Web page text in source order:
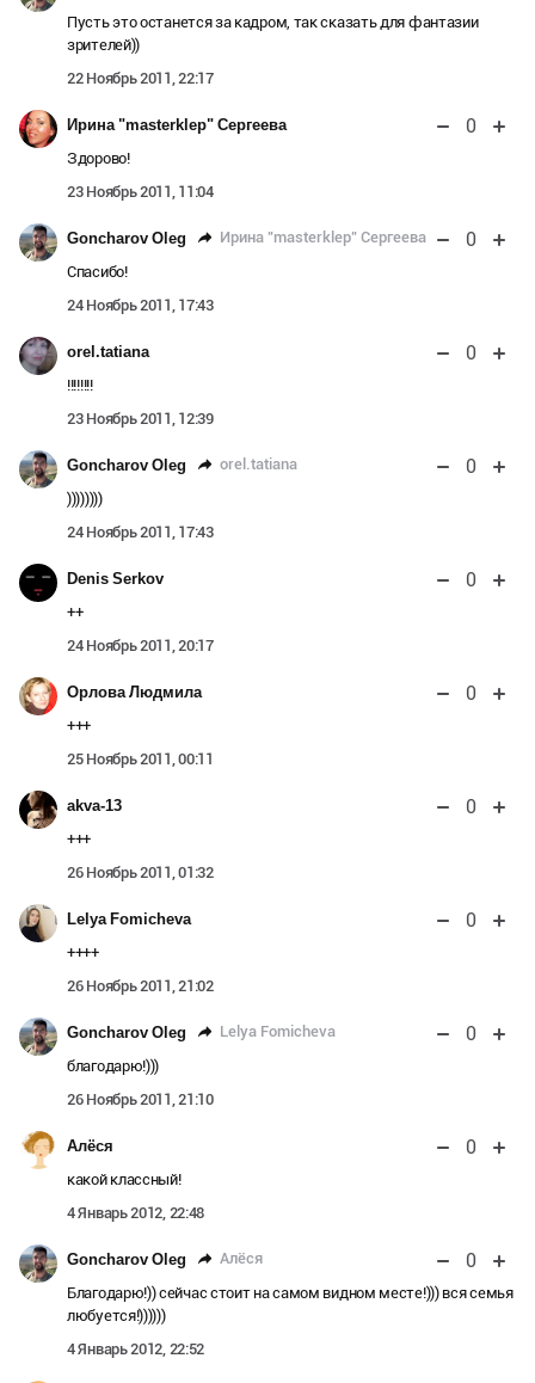
Пусть это останется за кадром, так сказать для фантазии
зрителей))
22 Ноябрь 2011, 22:17
Ирина "masterklep" Сергеева 0
Здорово!
23 Ноябрь 2011, 11:04
Goncharov Oleg Ирина "masterklep" Сергеева 0
Спасибо!
24 Ноябрь 2011, 17:43
orel.tatiana 0
!!!!!!!!
23 Ноябрь 2011, 12:39
Goncharov Oleg orel.tatiana 0
))))))))
24 Ноябрь 2011, 17:43
Denis Serkov 0
++
24 Ноябрь 2011, 20:17
Орлова Людмила 0
+++
25 Ноябрь 2011, 00:11
akva-13 0
+++
26 Ноябрь 2011, 01:32
Lelya Fomicheva 0
++++
26 Ноябрь 2011, 21:02
Goncharov Oleg Lelya Fomicheva 0
благодарю!)))
26 Ноябрь 2011, 21:10
Алёcя 0
какой классный!
4 Январь 2012, 22:48
Goncharov Oleg Алёcя 0
Благодарю!)) сейчас стоит на самом видном месте!))) вся семья
любуется!))))))
4 Январь 2012, 22:52